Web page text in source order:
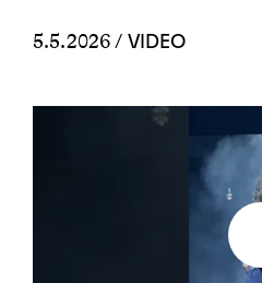
5.5.2026 / VIDEO